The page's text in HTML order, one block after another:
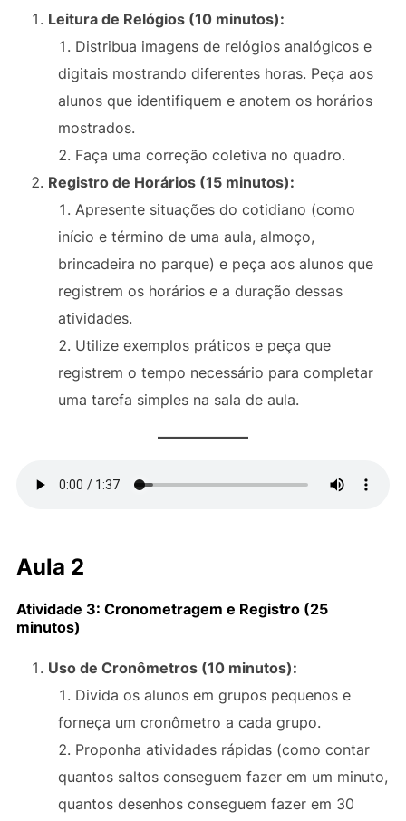
Leitura de Relógios (10 minutos):
Distribua imagens de relógios analógicos e
digitais mostrando diferentes horas. Peça aos
alunos que identifiquem e anotem os horários
mostrados.
Faça uma correção coletiva no quadro.
Registro de Horários (15 minutos):
Apresente situações do cotidiano (como
início e término de uma aula, almoço,
brincadeira no parque) e peça aos alunos que
registrem os horários e a duração dessas
atividades.
Utilize exemplos práticos e peça que
registrem o tempo necessário para completar
uma tarefa simples na sala de aula.
Aula 2
Atividade 3: Cronometragem e Registro (25
minutos)
Uso de Cronômetros (10 minutos):
Divida os alunos em grupos pequenos e
forneça um cronômetro a cada grupo.
Proponha atividades rápidas (como contar
quantos saltos conseguem fazer em um minuto,
quantos desenhos conseguem fazer em 30